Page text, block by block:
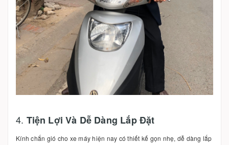
4. Tiện Lợi Và Dễ Dàng Lắp Đặt
Kính chắn gió cho xe máy hiện nay có thiết kế gọn nhẹ, dễ dàng lắp